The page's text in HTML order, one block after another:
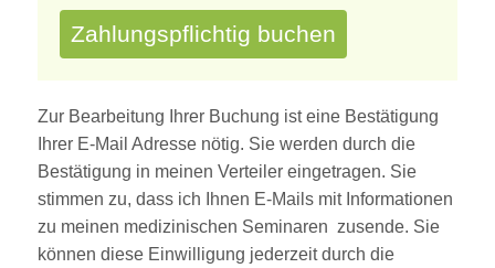
Zahlungspflichtig buchen
Zur Bearbeitung Ihrer Buchung ist eine Bestätigung
Ihrer E-Mail Adresse nötig. Sie werden durch die
Bestätigung in meinen Verteiler eingetragen. Sie
stimmen zu, dass ich Ihnen E-Mails mit Informationen
zu meinen medizinischen Seminaren zusende. Sie
können diese Einwilligung jederzeit durch die